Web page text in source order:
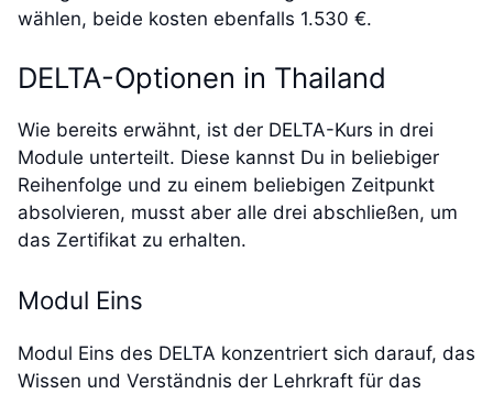
wählen, beide kosten ebenfalls 1.530 €.
DELTA-Optionen in Thailand
Wie bereits erwähnt, ist der DELTA-Kurs in drei
Module unterteilt. Diese kannst Du in beliebiger
Reihenfolge und zu einem beliebigen Zeitpunkt
absolvieren, musst aber alle drei abschließen, um
das Zertifikat zu erhalten.
Modul Eins
Modul Eins des DELTA konzentriert sich darauf, das
Wissen und Verständnis der Lehrkraft für das